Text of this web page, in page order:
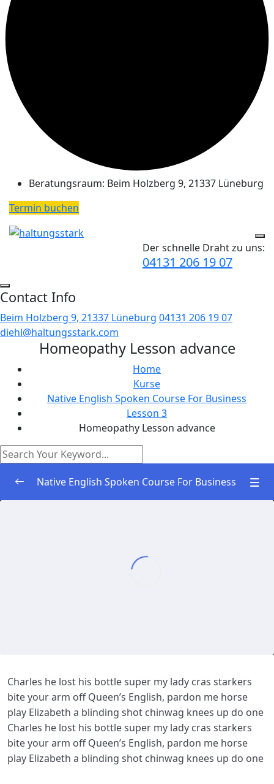
Beratungsraum: Beim Holzberg 9, 21337 Lüneburg
Termin buchen
Der schnelle Draht zu uns:
04131 206 19 07
Contact Info
Beim Holzberg 9, 21337 Lüneburg 04131 206 19 07
diehl@haltungsstark.com
Homeopathy Lesson advance
Home
Kurse
Native English Spoken Course For Business
Lesson 3
Homeopathy Lesson advance
Lesson 4
Native English Spoken Course For Business
Charles he lost his bottle super my lady cras starkers
bite your arm off Queen’s English, pardon me horse
play Elizabeth a blinding shot chinwag knees up do one
Charles he lost his bottle super my lady cras starkers
bite your arm off Queen’s English, pardon me horse
play Elizabeth a blinding shot chinwag knees up do one